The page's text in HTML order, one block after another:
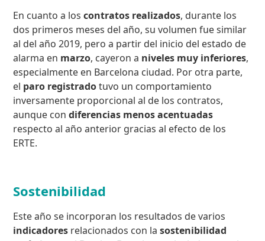
En cuanto a loscontratos realizados, durante los
dos primeros meses del año, su volumen fue similar
al del año 2019, pero a partir del inicio del estado de
alarma en marzo, cayeron a niveles muy inferiores,
especialmente en Barcelona ciudad. Por otra parte,
el paro registradotuvo un comportamiento
inversamente proporcional al de los contratos,
aunque condiferencias menos acentuadas
respecto al año anterior gracias al efecto de los
ERTE.
Sostenibilidad
Este año se incorporan los resultados de varios
indicadores relacionados con lasostenibilidad